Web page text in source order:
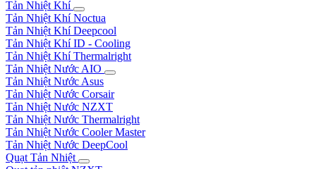
Tản Nhiệt Khí
Tản Nhiệt Khí Noctua
Tản Nhiệt Khí Deepcool
Tản Nhiệt Khí ID - Cooling
Tản Nhiệt Khí Thermalright
Tản Nhiệt Nước AIO
Tản Nhiệt Nước Asus
Tản Nhiệt Nước Corsair
Tản Nhiệt Nước NZXT
Tản Nhiệt Nước Thermalright
Tản Nhiệt Nước Cooler Master
Tản Nhiệt Nước DeepCool
Quạt Tản Nhiệt